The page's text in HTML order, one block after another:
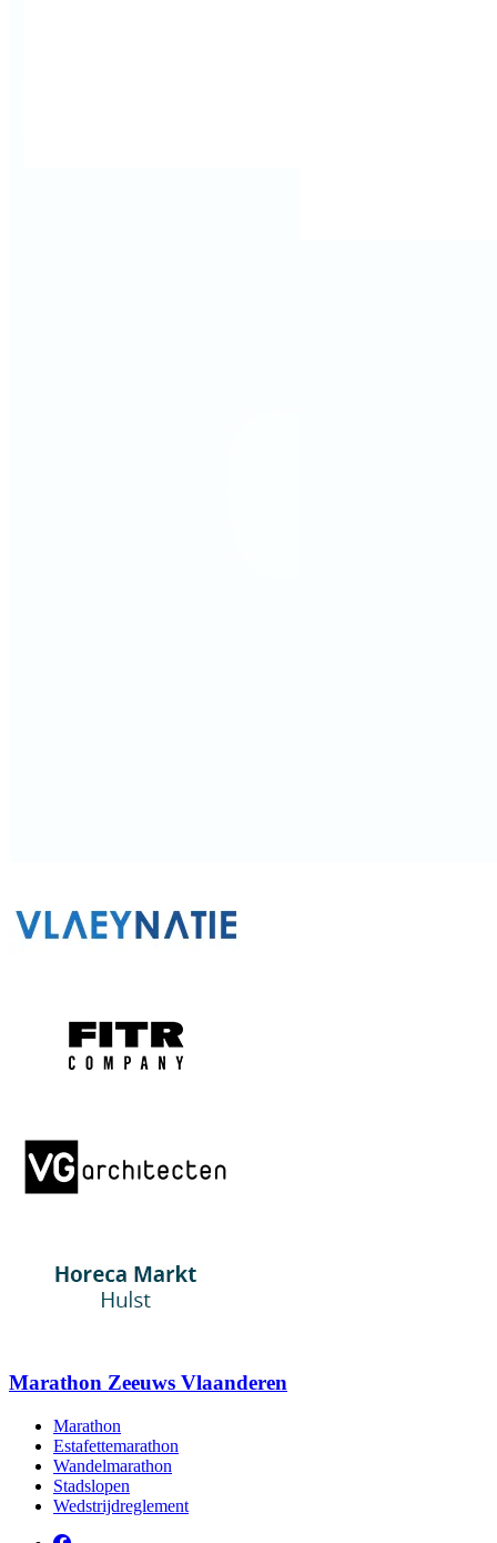
Marathon Zeeuws Vlaanderen
Marathon
Estafettemarathon
Wandelmarathon
Stadslopen
Wedstrijdreglement